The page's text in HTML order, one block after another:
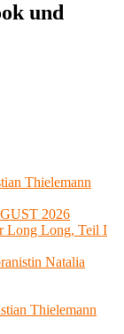
und
Thielemann
2026
Long Long, Teil I
Natalia
Thielemann